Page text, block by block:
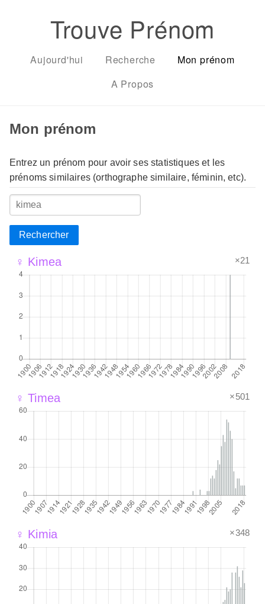
Trouve Prénom
Aujourd'hui Recherche
Mon prénom
A Propos
Mon prénom
Entrez un prénom pour avoir ses statistiques et les
prénoms similaires (orthographe similaire, féminin, etc).
Rechercher
♀ Kimea ×21
♀ Timea ×501
♀ Kimia ×348